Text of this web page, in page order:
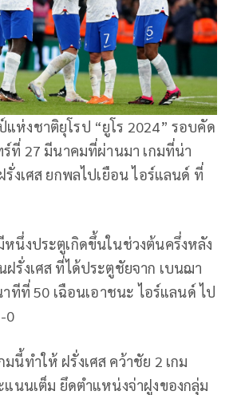
ห่งชาติยุโรป “ยูโร 2024” รอบคัด
ที่ 27 มีนาคมที่ผ่านมา เกมที่น่า
งเศส ยกพลไปเยือน ไอร์แลนด์ ที่
หนึ่งประตูเกิดขึ้นในช่วงต้นครึ่งหลัง
ฝรั่งเศส ที่ได้ประตูชัยจาก เบนฌา
ทีที่ 50 เฉือนเอาชนะ ไอร์แลนด์ ไป
0
นี้ทำให้ ฝรั่งเศส คว้าชัย 2 เกม
นนเต็ม ยึดตำแหน่งจ่าฝูงของกลุ่ม